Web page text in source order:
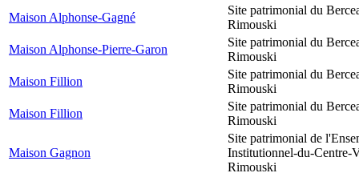
Maison Alphonse-Gagné
Site patrimonial du
Rimouski
Maison Alphonse-Pierre-Garon
Site patrimonial du
Rimouski
Maison Fillion
Site patrimonial du
Rimouski
Maison Fillion
Site patrimonial du
Rimouski
Maison Gagnon
Site patrimonial de
Institutionnel-du-Centre-
Rimouski